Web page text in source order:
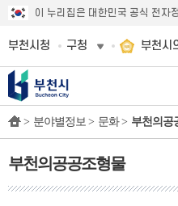
이 누리집은 대한민국 공식 전자
부천시청 구청 부천시
> 분야별정보 > 문화 > 부천의공
부천의공공조형물